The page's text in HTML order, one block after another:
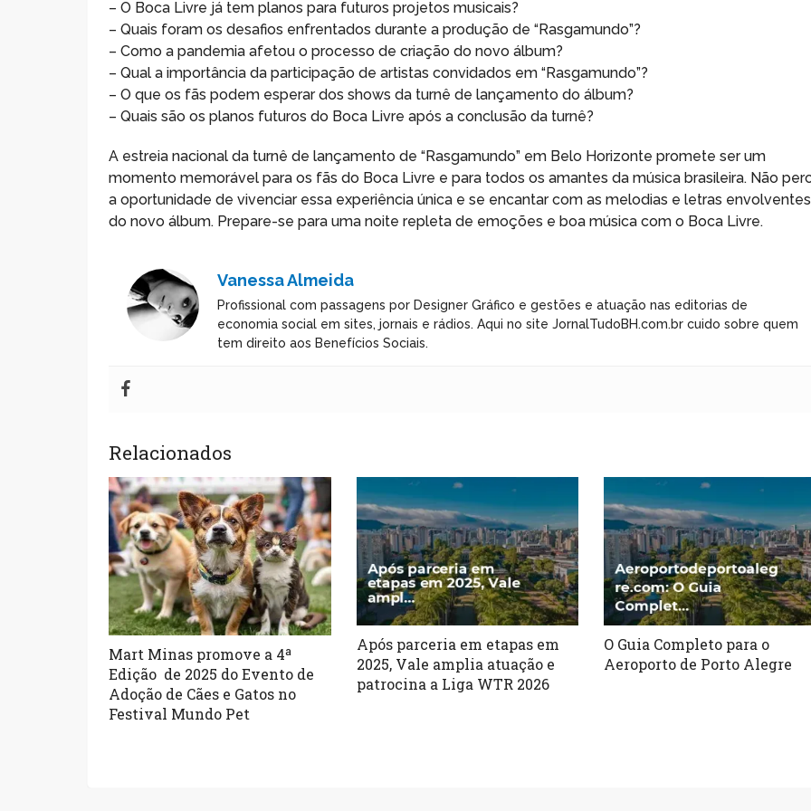
– O Boca Livre já tem planos para futuros projetos musicais?
– Quais foram os desafios enfrentados durante a produção de “Rasgamundo”?
– Como a pandemia afetou o processo de criação do novo álbum?
– Qual a importância da participação de artistas convidados em “Rasgamundo”?
– O que os fãs podem esperar dos shows da turnê de lançamento do álbum?
– Quais são os planos futuros do Boca Livre após a conclusão da turnê?
A estreia nacional da turnê de lançamento de “Rasgamundo” em Belo Horizonte promete ser um
momento memorável para os fãs do Boca Livre e para todos os amantes da música brasileira. Não
a oportunidade de vivenciar essa experiência única e se encantar com as melodias e letras envolventes
do novo álbum. Prepare-se para uma noite repleta de emoções e boa música com o Boca Livre.
Vanessa Almeida
Profissional com passagens por Designer Gráfico e gestões e atuação nas editorias de
economia social em sites, jornais e rádios. Aqui no site JornalTudoBH.com.br cuido sobre quem
tem direito aos Benefícios Sociais.
Relacionados
Mart Minas promove a 4ª
Edição de 2025 do Evento de
Adoção de Cães e Gatos no
Festival Mundo Pet
Após parceria em etapas em
2025, Vale amplia atuação e
patrocina a Liga WTR 2026
O Guia Completo para o
Aeroporto de Porto Alegre